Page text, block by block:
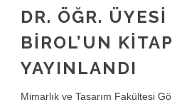
DR. ÖĞR.
BİROL’UN
YAYINLANDI
Mimarlık ve Tasarım Fakültesi